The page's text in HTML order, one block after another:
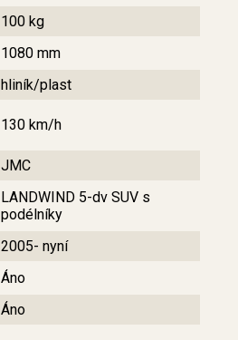
100 kg
1080 mm
hliník/plast
130 km/h
JMC
LANDWIND 5-dv SUV s
podélníky
2005- nyní
Áno
Áno